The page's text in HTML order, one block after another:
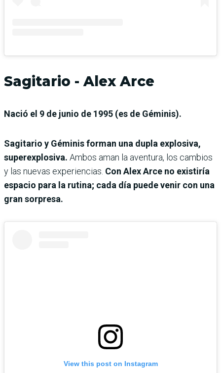
Sagitario - Alex Arce
Nació el 9 de junio de 1995 (es de Géminis).
Sagitario y Géminis forman una dupla explosiva,
superexplosiva. Ambos aman la aventura, los cambios
y las nuevas experiencias. Con Alex Arce no existiría
espacio para la rutina; cada día puede venir con una
gran sorpresa.
View this post on Instagram